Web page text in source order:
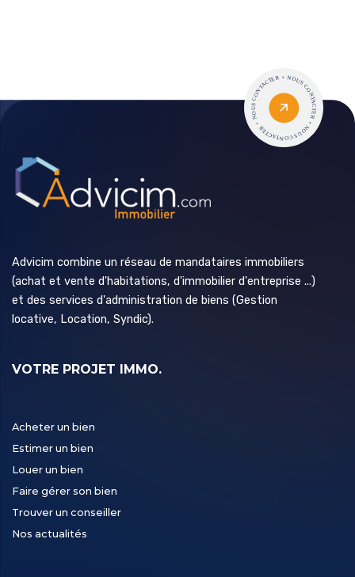
Advicim combine un réseau de mandataires immobiliers
(achat et vente d'habitations, d'immobilier d'entreprise ...)
et des services d'administration de biens (Gestion
locative, Location, Syndic).
VOTRE PROJET IMMO.
Acheter un bien
Estimer un bien
Louer un bien
Faire gérer son bien
Trouver un conseiller
Nos actualités